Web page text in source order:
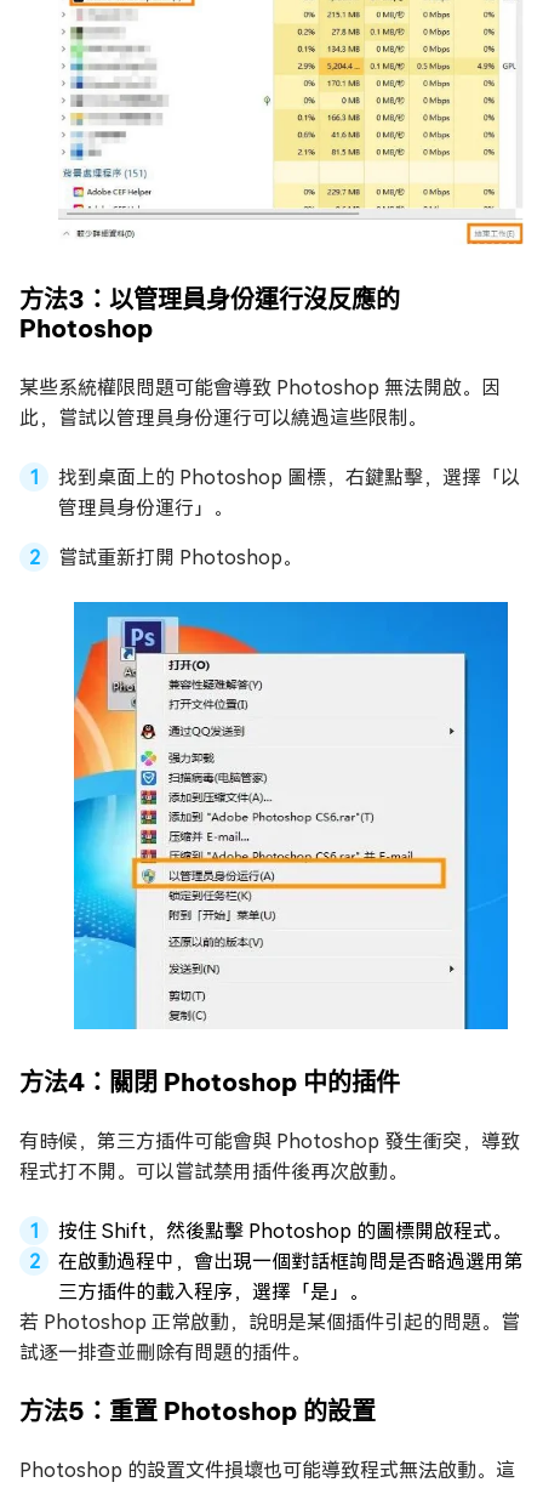
方法3：以管理員身份運行沒反應的
Photoshop
某些系統權限問題可能會導致 Photoshop 無法開啟。因
此，嘗試以管理員身份運行可以繞過這些限制。
找到桌面上的 Photoshop 圖標，右鍵點擊，選擇「以
管理員身份運行」。
嘗試重新打開 Photoshop。
方法4：關閉 Photoshop 中的插件
有時候，第三方插件可能會與 Photoshop 發生衝突，導致
程式打不開。可以嘗試禁用插件後再次啟動。
按住 Shift，然後點擊 Photoshop 的圖標開啟程式。
在啟動過程中，會出現一個對話框詢問是否略過選用第
三方插件的載入程序，選擇「是」。
若 Photoshop 正常啟動，說明是某個插件引起的問題。嘗
試逐一排查並刪除有問題的插件。
方法5：重置 Photoshop 的設置
Photoshop 的設置文件損壞也可能導致程式無法啟動。這